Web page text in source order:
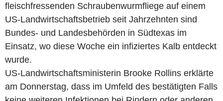
fleischfressenden Schraubenwurmfliege auf einem
US-Landwirtschaftsbetrieb seit Jahrzehnten sind
Bundes- und Landesbehörden in Südtexas im
Einsatz, wo diese Woche ein infiziertes Kalb entdeckt
wurde.
US-Landwirtschaftsministerin Brooke Rollins erklärte
am Donnerstag, dass im Umfeld des bestätigten Falls